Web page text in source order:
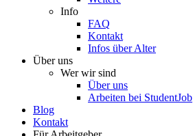
Info
FAQ
Kontakt
Infos über Alter
Über uns
Wer wir sind
Über uns
Arbeiten bei StudentJob
Blog
Kontakt